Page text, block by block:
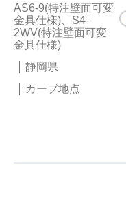
AS6-9(特注壁面可変
金具仕様)、S4-
2WV(特注壁面可変
金具仕様)
静岡県
カーブ地点